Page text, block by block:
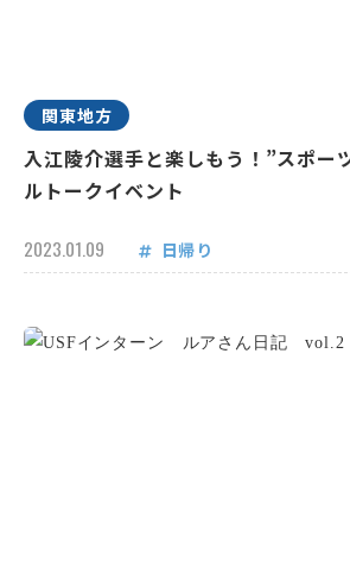
関東地方
入江陵介選手と楽しもう！”スポー
ルトークイベント
2023.01.09 日帰り